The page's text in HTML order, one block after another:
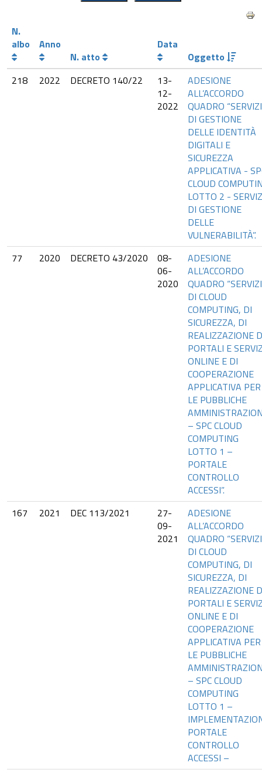
N.
albo
Anno
N. atto
Data
Oggetto
218
2022 DECRETO 140/22
13-
12-
2022
ADESIONE
ALL’ACCORDO
QUADRO “SERVIZI
DI GESTIONE
DELLE IDENTITÀ
DIGITALI E
SICUREZZA
APPLICATIVA -
CLOUD
LOTTO 2 -
DI GESTIONE
DELLE
VULNERABILITÀ”.
77
2020 DECRETO 43/2020
08-
06-
2020
ADESIONE
ALL’ACCORDO
QUADRO “SERVIZI
DI CLOUD
COMPUTING, DI
SICUREZZA, DI
REALIZZAZIONE
PORTALI E
ONLINE E DI
COOPERAZIONE
APPLICATIVA PER
LE PUBBLICHE
– SPC CLOUD
COMPUTING
LOTTO 1 –
PORTALE
CONTROLLO
ACCESSI”.
167
2021 DEC 113/2021
27-
09-
2021
ADESIONE
ALL’ACCORDO
QUADRO “SERVIZI
DI CLOUD
COMPUTING, DI
SICUREZZA, DI
REALIZZAZIONE
PORTALI E
ONLINE E DI
COOPERAZIONE
APPLICATIVA PER
LE PUBBLICHE
– SPC CLOUD
COMPUTING
LOTTO 1 –
PORTALE
CONTROLLO
ACCESSI –